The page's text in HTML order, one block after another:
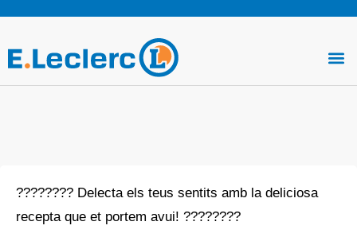
contingut
???????? Delecta els teus sentits amb la deliciosa
recepta que et portem avui! ????????